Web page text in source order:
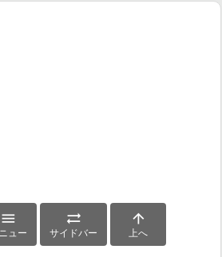

ュー

サイドバー

上へ